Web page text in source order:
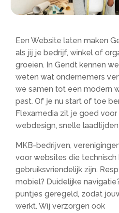
Een Website laten maken
als jij je bedrijf, winkel of
groeien. In Gendt kennen
weten wat ondernemers
we samen tot een modern
past. Of je nu start of toe
Flexamedia zit je goed
webdesign, snelle
MKB-bedrijven,
voor websites die technisch
gebruiksvriendelijk zijn.
mobiel? Duidelijke
puntjes geregeld, zodat
werkt. Wij verzorgen ook